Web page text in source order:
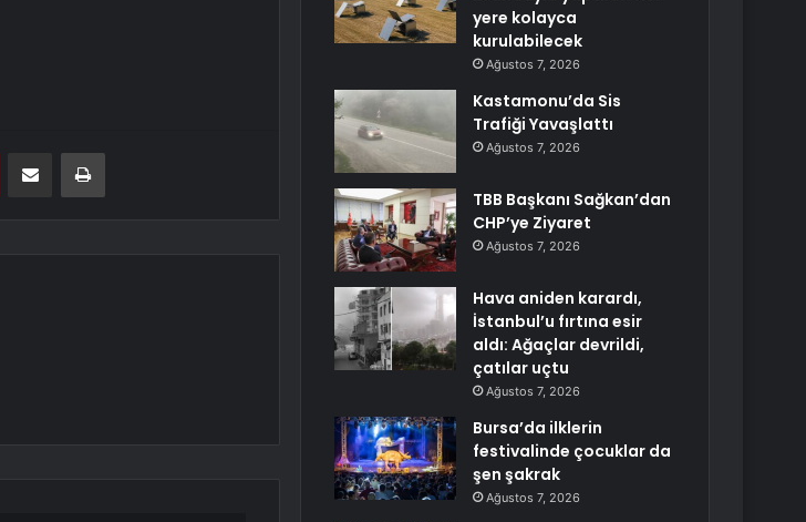
E-Posta ile paylaş Yazdır
yere kolayca
kurulabilecek
Ağustos 7, 2026
Kastamonu’da Sis
Trafiği Yavaşlattı
Ağustos 7, 2026
TBB Başkanı Sağkan’dan
CHP’ye Ziyaret
Ağustos 7, 2026
Hava aniden karardı,
İstanbul’u fırtına esir
aldı: Ağaçlar devrildi,
çatılar uçtu
Ağustos 7, 2026
Bursa’da ilklerin
festivalinde çocuklar da
şen şakrak
Ağustos 7, 2026